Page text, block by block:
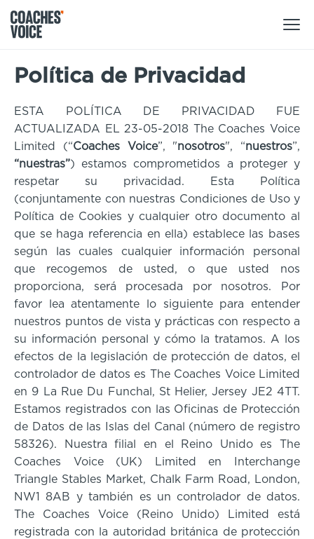
Nuestros productos
Centro de aprendizaje (para particulares)
Centro de aprendizaje (para clubes)
Sport Session Planner
Cursos especializados
Usuarios
Entrenadores
Clubes
Ligas y federaciones
Regístrate
Coaches’ Voice Academy
Centro de aprendizaje
Sport Session Planner
Cursos especializados
Contáctanos
LANGUAGE
English Español
Política de Privacidad
ESTA POLÍTICA DE PRIVACIDAD FUE
ACTUALIZADA EL 23-05-2018 The Coaches Voice
Limited (“Coaches Voice”, "nosotros", “nuestros”,
“nuestras”) estamos comprometidos a proteger y
respetar su privacidad. Esta Política
(conjuntamente con nuestras Condiciones de Uso y
Política de Cookies y cualquier otro documento al
que se haga referencia en ella) establece las bases
según las cuales cualquier información personal
que recogemos de usted, o que usted nos
proporciona, será procesada por nosotros. Por
favor lea atentamente lo siguiente para entender
nuestros puntos de vista y prácticas con respecto a
su información personal y cómo la tratamos. A los
efectos de la legislación de protección de datos, el
controlador de datos es The Coaches Voice Limited
en 9 La Rue Du Funchal, St Helier, Jersey JE2 4TT.
Estamos registrados con las Oficinas de Protección
de Datos de las Islas del Canal (número de registro
58326). Nuestra filial en el Reino Unido es The
Coaches Voice (UK) Limited en Interchange
Triangle Stables Market, Chalk Farm Road, London,
NW1 8AB y también es un controlador de datos.
The Coaches Voice (Reino Unido) Limited está
registrada con la autoridad británica de protección